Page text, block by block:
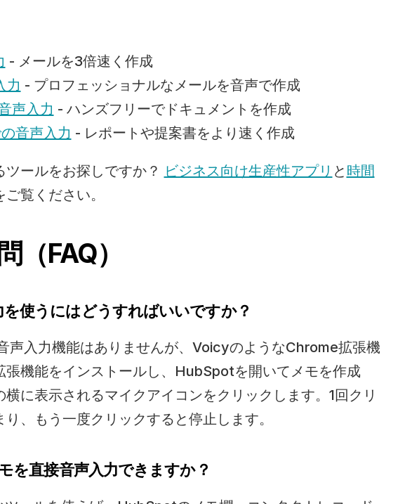
- メールを3倍速く作成
力 - プロフェッショナルなメールを音声で作成
声入力 - ハンズフリーでドキュメントを作成
音声入力 - レポートや提案書をより速く作成
ールをお探しですか？ ビジネス向け生産性アプリ と 時間
覧ください。
（FAQ）
使うにはどうすればいいですか？
声入力機能はありませんが、VoicyのようなChrome拡張機
張機能をインストールし、HubSpotを開いてメモを作成
横に表示されるマイクアイコンをクリックします。1回クリ
、もう一度クリックすると停止します。
を直接音声入力できますか？